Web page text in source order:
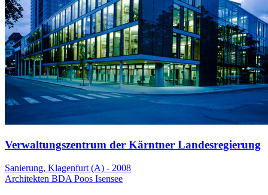
Verwaltungszentrum der Kärntner Landesregierung
Sanierung, Klagenfurt (A) - 2008
Architekten BDA Poos Isensee